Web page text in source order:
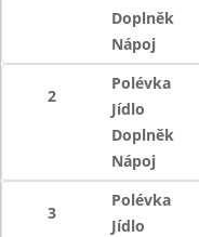
Doplněk
Nápoj
2
Polévka
Jídlo
Doplněk
Nápoj
3
Polévka
Jídlo